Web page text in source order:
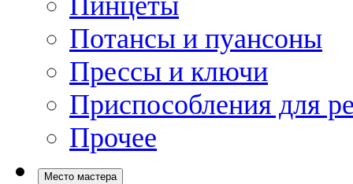
Потансы и пуансоны
Прессы и ключи
Приспособления для
Прочее
Место мастера